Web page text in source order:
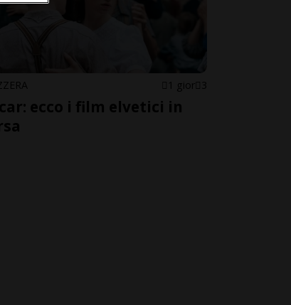
1 gior 3
ecco i film elvetici in